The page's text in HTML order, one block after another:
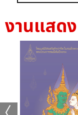
งานแสดง